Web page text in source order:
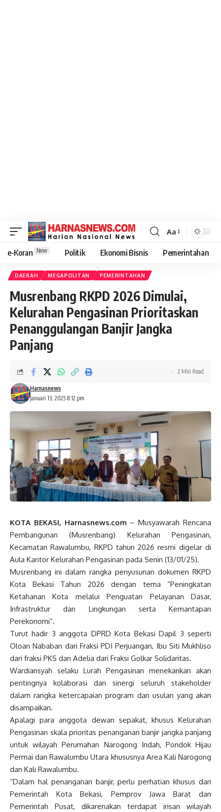
Aa
e-Koran New Politik Ekonomi Bisnis Pemerintahan
DAERAH MEGAPOLITAN PEMERINTAHAN
Musrenbang RKPD 2026 Dimulai,
Kelurahan Pengasinan Prioritaskan
Penanggulangan Banjir Jangka
Panjang
Januari 13, 2025 8:12 pm
Harnasnews
2 Min Read
KOTA BEKASI, Harnasnews.com – Musyawarah Rencana
Pembangunan (Musrenbang) Kelurahan Pengasinan,
Kecamatan Rawalumbu, RKPD tahun 2026 resmi digelar di
Aula Kantor Kelurahan Pengasinan pada Senin (13/01/25).
Musrenbang ini dalam rangka penyusunan dokumen RKPD
Kota Bekasi Tahun 2026 dengan tema “Peningkatan
Ketahanan Kota melalui Penguatan Pelayanan Dasar,
Infrastruktur dan Lingkungan serta Kemantapan
Perekonomi”.
Turut hadir 3 anggota DPRD Kota Bekasi Dapil 3 seperti
Oloan Nababan dari Fraksi PDI Perjuangan, Ibu Siti Mukhliso
dari fraksi PKS dan Adelia dari Fraksi Golkar Solidaritas.
Wardiansyah selaku Lurah Pengasinan menekankan akan
pentingnya kolaborasi dan sinergi seluruh stakeholder
dalam rangka ketercapaian program dan usulan yang akan
disampaikan.
Apalagi para anggota dewan sepakat, khusus Kelurahan
Pengasinan skala prioritas penanganan banjir jangka panjang
untuk wilayah Perumahan Narogong Indah, Pondok Hijau
Permai dan Rawalumbu Utara khususnya Area Kali Narogong
dan Kali Rawalumbu.
“Dalam hal penanganan banjir, perlu perhatian khusus dari
Pemerintah Kota Bekasi, Pemprov Jawa Barat dan
Pemerintah Pusat, dikarenakan terdapat irisan wilayah